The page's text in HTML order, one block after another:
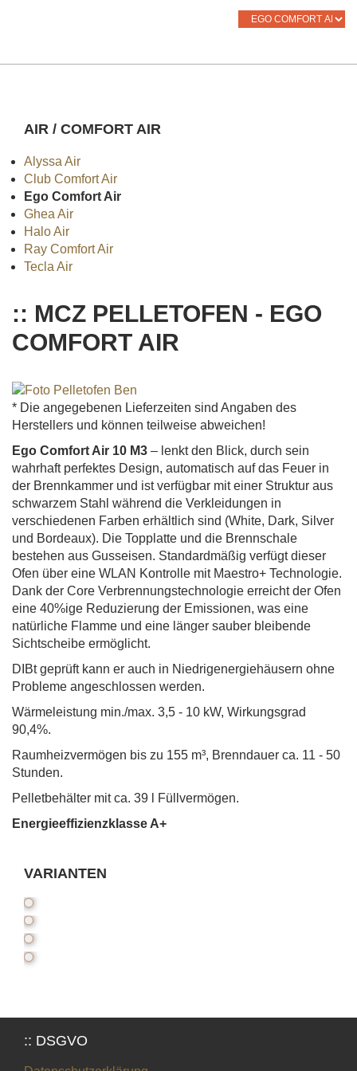
AIR / COMFORT AIR
Alyssa Air
Club Comfort Air
Ego Comfort Air
Ghea Air
Halo Air
Ray Comfort Air
Tecla Air
:: MCZ PELLETOFEN - EGO
COMFORT AIR
* Die angegebenen Lieferzeiten sind Angaben des
Herstellers und können teilweise abweichen!
Ego Comfort Air 10 M3 – lenkt den Blick, durch sein
wahrhaft perfektes Design, automatisch auf das Feuer in
der Brennkammer und ist verfügbar mit einer Struktur aus
schwarzem Stahl während die Verkleidungen in
verschiedenen Farben erhältlich sind (White, Dark, Silver
und Bordeaux). Die Topplatte und die Brennschale
bestehen aus Gusseisen. Standardmäßig verfügt dieser
Ofen über eine WLAN Kontrolle mit Maestro+ Technologie.
Dank der Core Verbrennungstechnologie erreicht der Ofen
eine 40%ige Reduzierung der Emissionen, was eine
natürliche Flamme und eine länger sauber bleibende
Sichtscheibe ermöglicht.
DIBt geprüft kann er auch in Niedrigenergiehäusern ohne
Probleme angeschlossen werden.
Wärmeleistung min./max. 3,5 - 10 kW, Wirkungsgrad
90,4%.
Raumheizvermögen bis zu 155 m³, Brenndauer ca. 11 - 50
Stunden.
Pelletbehälter mit ca. 39 l Füllvermögen.
Energieeffizienzklasse A+
VARIANTEN
:: DSGVO